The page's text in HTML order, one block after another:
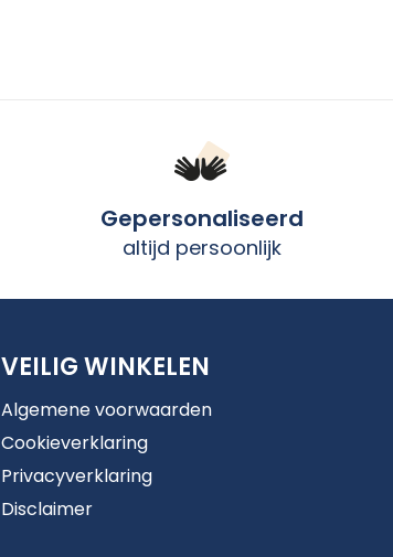
Gepersonaliseerd
altijd persoonlijk
VEILIG WINKELEN
Algemene voorwaarden
Cookieverklaring
Privacyverklaring
Disclaimer